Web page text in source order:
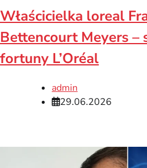
Właścicielka loreal
Bettencourt Meyers –
fortuny L’Oréal
admin
29.06.2026